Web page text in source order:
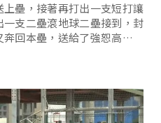
壘，接著再打出一支短打讓
支二壘滾地球二壘接到，封
回本壘，送給了強恕高中第